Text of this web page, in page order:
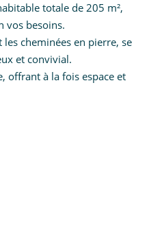
totale de 205 m²,
vos besoins.
cheminées en pierre, se
et convivial.
offrant à la fois espace et